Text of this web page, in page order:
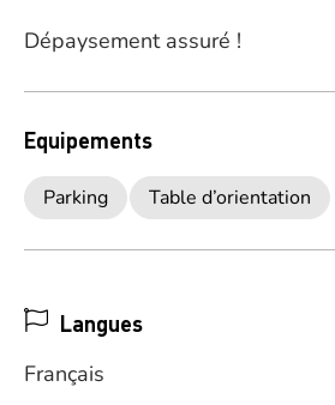
Dépaysement assuré !
Equipements
Parking Table d’orientation
Langues
Français